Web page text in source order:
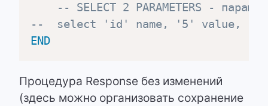
-- SELECT 2 PARAMETERS -
--	select 'id' name, '5' value, ''
END
Процедура Response без изменений
(здесь можно организовать сохранение